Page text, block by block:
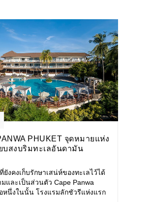
PHUKET จุดหมายแห่ง
บสงบริมทะเลอันดามัน
ยังคงเก็บรักษาเสน่ห์ของทะเลไว้ได้
มและเป็นส่วนตัว Cape Panwa
หนึ่งในนั้น โรงแรมลักชัวรีแห่งแรก